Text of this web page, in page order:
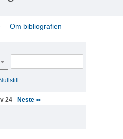
Om bibliografien
Nullstill
24 Neste>>